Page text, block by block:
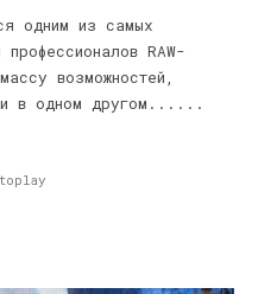
одним из самых
RAW-
возможностей,
в одном другом......